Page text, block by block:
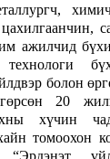
ажилчид
болон
20
хүчин
томоохон